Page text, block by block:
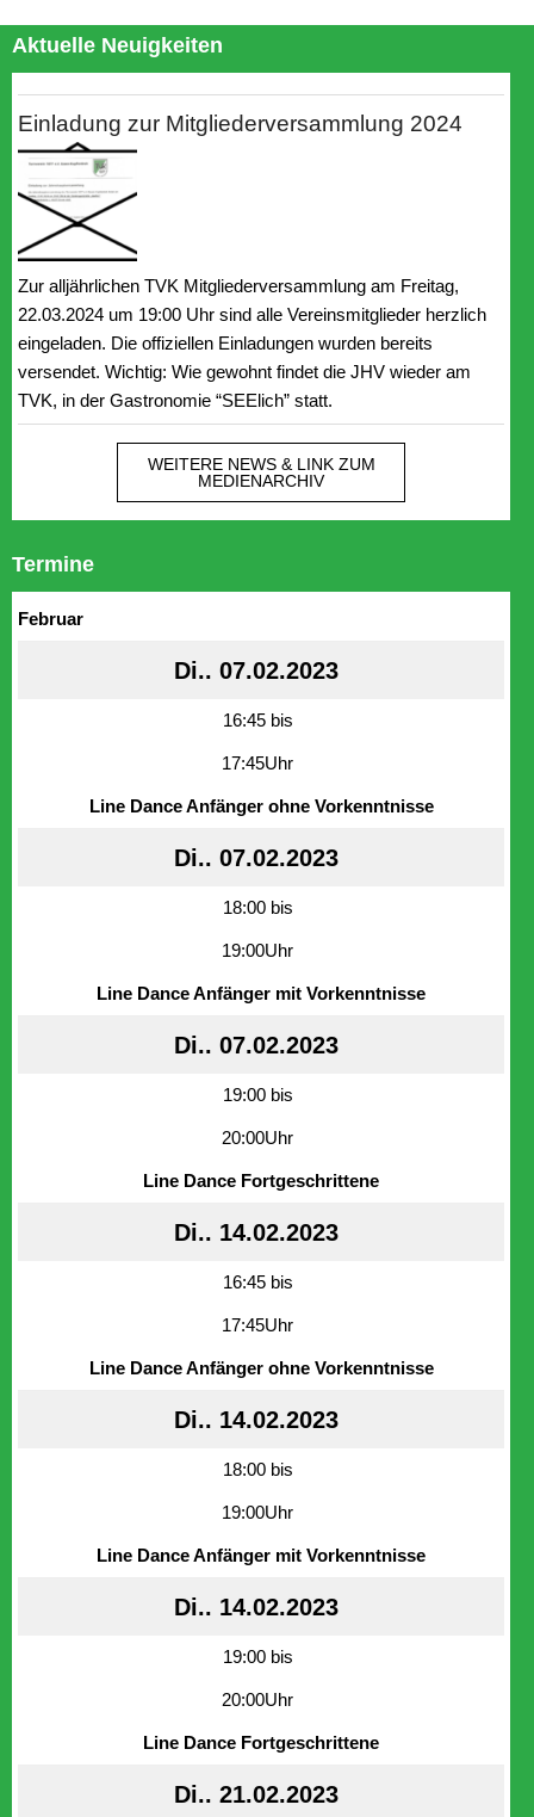
Aktuelle Neuigkeiten
Einladung zur Mitgliederversammlung 2024
Zur alljährlichen TVK Mitgliederversammlung am Freitag,
22.03.2024 um 19:00 Uhr sind alle Vereinsmitglieder herzlich
eingeladen. Die offiziellen Einladungen wurden bereits
versendet. Wichtig: Wie gewohnt findet die JHV wieder am
TVK, in der Gastronomie “SEElich” statt.
WEITERE NEWS & LINK ZUM
MEDIENARCHIV
Termine
Februar
Di.. 07.02.2023
16:45 bis
17:45Uhr
Line Dance Anfänger ohne Vorkenntnisse
Di.. 07.02.2023
18:00 bis
19:00Uhr
Line Dance Anfänger mit Vorkenntnisse
Di.. 07.02.2023
19:00 bis
20:00Uhr
Line Dance Fortgeschrittene
Di.. 14.02.2023
16:45 bis
17:45Uhr
Line Dance Anfänger ohne Vorkenntnisse
Di.. 14.02.2023
18:00 bis
19:00Uhr
Line Dance Anfänger mit Vorkenntnisse
Di.. 14.02.2023
19:00 bis
20:00Uhr
Line Dance Fortgeschrittene
Di.. 21.02.2023